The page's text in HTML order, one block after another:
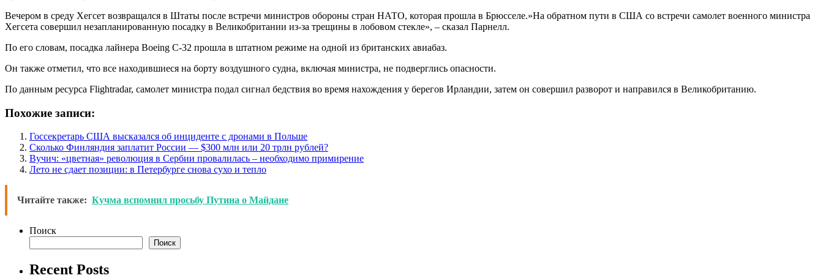
Вечером в среду Хегсет возвращался в Штаты после встречи министров обороны стран НАТО, которая прошла в Брюсселе.»На обратном пути в США со встречи самолет военного министра
Хегсета совершил незапланированную посадку в Великобритании из-за трещины в лобовом стекле», – сказал Парнелл.
По его словам, посадка лайнера Boeing C-32 прошла в штатном режиме на одной из британских авиабаз.
Он также отметил, что все находившиеся на борту воздушного судна, включая министра, не подверглись опасности.
По данным ресурса Flightradar, самолет министра подал сигнал бедствия во время нахождения у берегов Ирландии, затем он совершил разворот и направился в Великобританию.
Похожие записи:
Госсекретарь США высказался об инциденте с дронами в Польше
Сколько Финляндия заплатит России — $300 млн или 20 трлн рублей?
Вучич: «цветная» революция в Сербии провалилась – необходимо примирение
Лето не сдает позиции: в Петербурге снова сухо и тепло
Читайте также: Кучма вспомнил просьбу Путина о Майдане
Поиск
Поиск
Recent Posts